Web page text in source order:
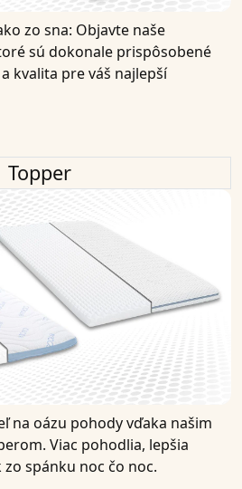
zo sna: Objavte naše
sú dokonale prispôsobené
kvalita pre váš najlepší
Topper
na oázu pohody vďaka našim
Viac pohodlia, lepšia
spánku noc čo noc.